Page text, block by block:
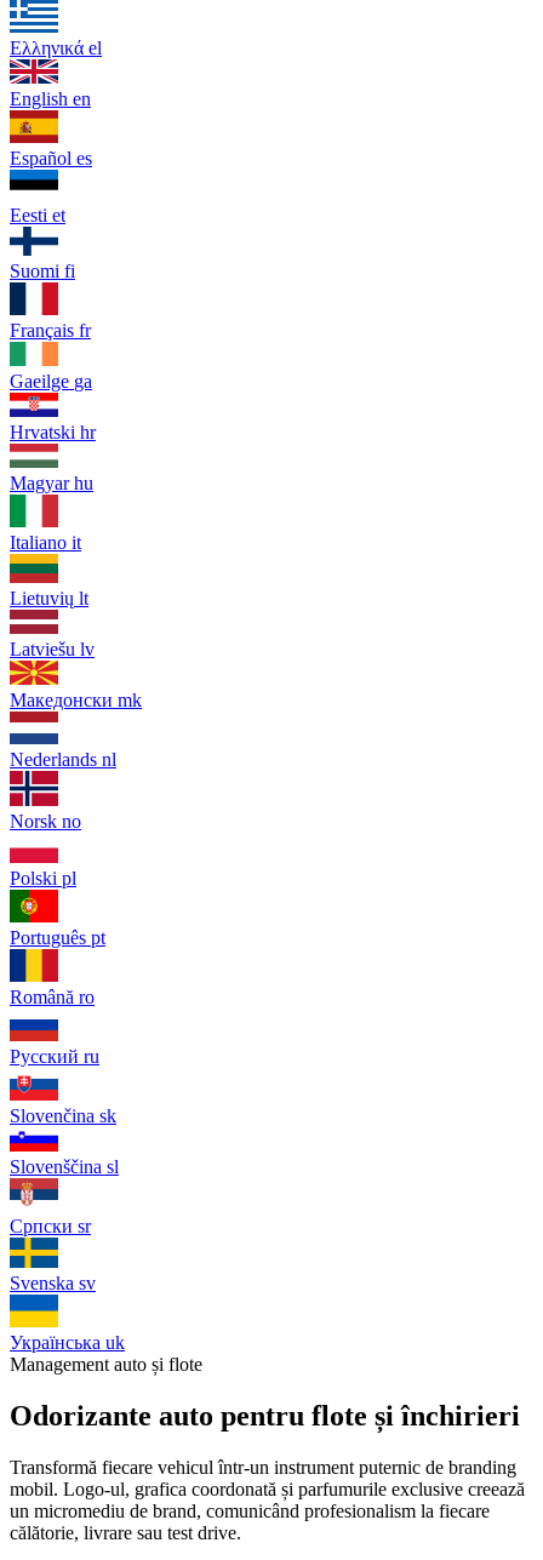
Ελληνικά el
English en
Español es
Eesti et
Suomi fi
Français fr
Gaeilge ga
Hrvatski hr
Magyar hu
Italiano it
Lietuvių lt
Latviešu lv
Македонски mk
Nederlands nl
Norsk no
Polski pl
Português pt
Română ro
Русский ru
Slovenčina sk
Slovenščina sl
Српски sr
Svenska sv
Українська uk
Management auto și flote
Odorizante auto pentru flote și închirieri
Transformă fiecare vehicul într-un instrument puternic de branding
mobil. Logo-ul, grafica coordonată și parfumurile exclusive creează
un micromediu de brand, comunicând profesionalism la fiecare
călătorie, livrare sau test drive.